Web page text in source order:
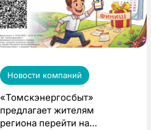
Новости компаний
«Томскэнергосбыт»
предлагает жителям
региона перейти на